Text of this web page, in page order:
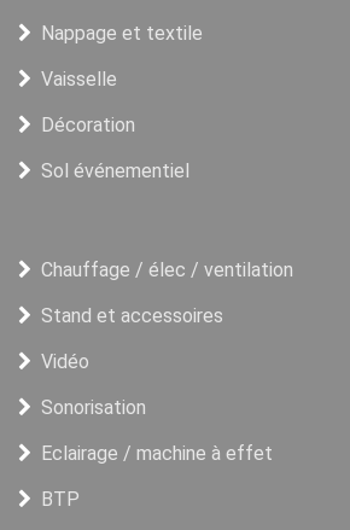
Nappage et textile
Vaisselle
Décoration
Sol événementiel
Chauffage / élec / ventilation
Stand et accessoires
Vidéo
Sonorisation
Eclairage / machine à effet
BTP